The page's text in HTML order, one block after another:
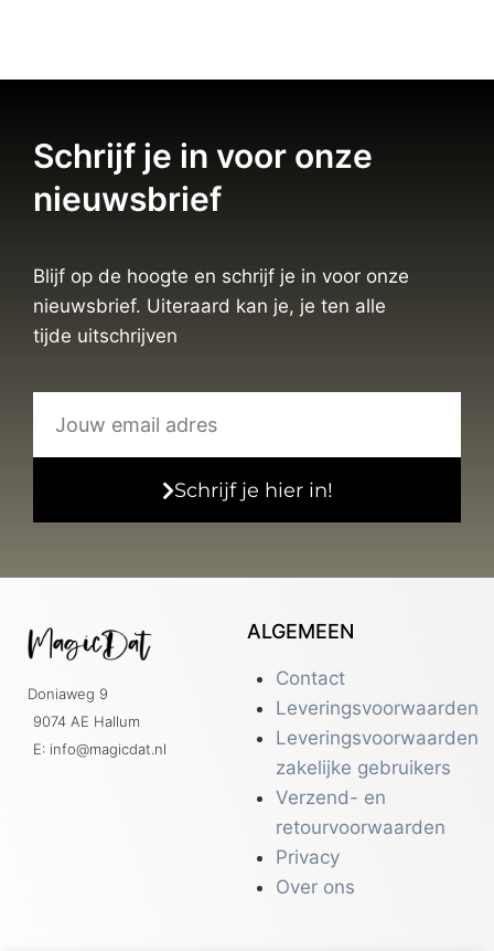
Schrijf je in voor onze
nieuwsbrief
Blijf op de hoogte en schrijf je in voor onze
nieuwsbrief. Uiteraard kan je, je ten alle
tijde uitschrijven
Schrijf je hier in!
Doniaweg 9
9074 AE Hallum
E: info@magicdat.nl
ALGEMEEN
Contact
Leveringsvoorwaarden
Leveringsvoorwaarden
zakelijke gebruikers
Verzend- en
retourvoorwaarden
Privacy
Over ons